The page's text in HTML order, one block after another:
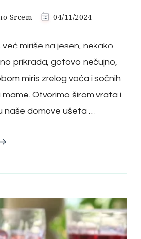
Srcem 04/11/2024
miriše na jesen, nekako
prikrada, gotovo nečujno,
miris zrelog voća i sočnih
mame. Otvorimo širom vrata i
naše domove ušeta …